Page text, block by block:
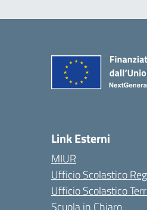
Link Esterni
MIUR
Ufficio Scolastico
Ufficio Scolastico
Scuola in Chiaro